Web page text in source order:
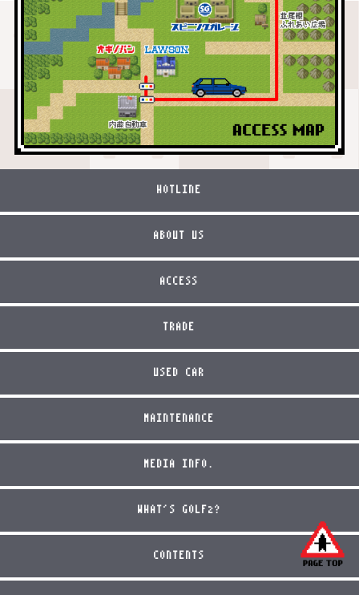
HOTLINE
ABOUT US
ACCESS
TRADE
USED CAR
MAINTENANCE
MEDIA INFO.
WHAT'S GOLF2?
CONTENTS